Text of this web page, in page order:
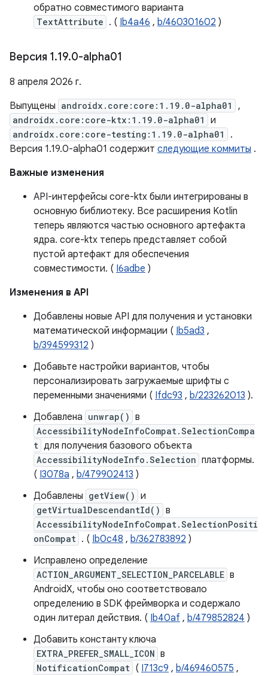
обратно совместимого варианта
TextAttribute . ( Ib4a46 , b/460301602 )
Версия 1.19.0-alpha01
8 апреля 2026 г.
Выпущены androidx.core:core:1.19.0-alpha01 ,
androidx.core:core-ktx:1.19.0-alpha01 и
androidx.core:core-testing:1.19.0-alpha01
.
Версия 1.19.0-alpha01 содержит следующие коммиты .
Важные изменения
API-интерфейсы core-ktx были интегрированы в
основную библиотеку. Все расширения Kotlin
теперь являются частью основного артефакта
ядра. core-ktx теперь представляет собой
пустой артефакт для обеспечения
совместимости. ( I6adbe )
Изменения в API
Добавлены новые API для получения и установки
математической информации ( Ib5ad3 ,
b/394599312 )
Добавьте настройки вариантов, чтобы
персонализировать загружаемые шрифты с
переменными значениями ( Ifdc93 , b/223262013 ).
Добавлена unwrap() в
AccessibilityNodeInfoCompat.SelectionCompa
t для получения базового объекта
AccessibilityNodeInfo.Selection платформы.
( I3078a , b/479902413 )
Добавлены getView() и
getVirtualDescendantId() в
AccessibilityNodeInfoCompat.SelectionPositi
onCompat . ( Ib0c48 , b/362783892 )
Исправлено определение
ACTION_ARGUMENT_SELECTION_PARCELABLE в
AndroidX, чтобы оно соответствовало
определению в SDK фреймворка и содержало
один литерал действия. ( Ib40af , b/479852824 )
Добавить константу ключа
EXTRA_PREFER_SMALL_ICON в
NotificationCompat ( I713c9 , b/469460575 ,